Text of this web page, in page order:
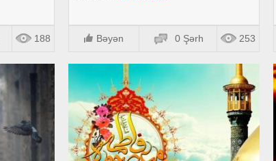
188 Bəyən 0 Şərh 253